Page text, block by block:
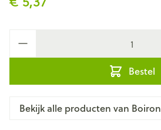
Bestel
Bekijk alle producten van Boiron